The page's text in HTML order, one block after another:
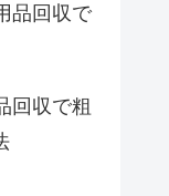
品回収で
回収で粗